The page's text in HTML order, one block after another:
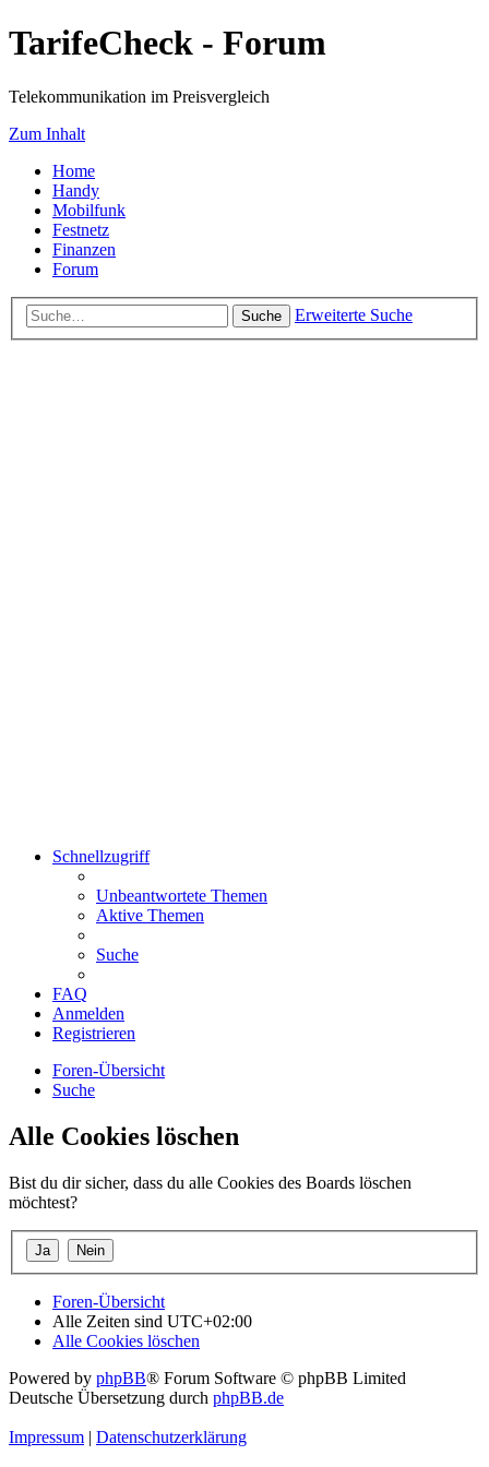
TarifeCheck - Forum
Telekommunikation im Preisvergleich
Zum Inhalt
Home
Handy
Mobilfunk
Festnetz
Finanzen
Forum
Suche Erweiterte Suche
Schnellzugriff
Unbeantwortete Themen
Aktive Themen
Suche
FAQ
Anmelden
Registrieren
Foren-Übersicht
Suche
Alle Cookies löschen
Bist du dir sicher, dass du alle Cookies des Boards löschen
möchtest?
Foren-Übersicht
Alle Zeiten sind UTC+02:00
Alle Cookies löschen
Powered by phpBB® Forum Software © phpBB Limited
Deutsche Übersetzung durch phpBB.de
Impressum | Datenschutzerklärung